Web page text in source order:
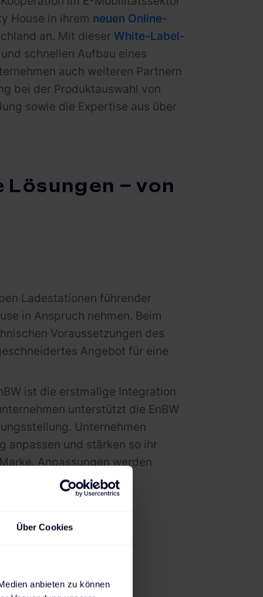
Über Cookies
anbieten zu können
House in ihrem neuen Online-
an. Mit dieser White-Label-
schnellen Aufbau eines
auch weiteren Partnern
bei der Produktauswahl von
sowie die Expertise aus über
– von
Ladestationen führender
in Anspruch nehmen. Beim
Voraussetzungen des
Angebot für eine
ist die erstmalige Integration
unterstützt die EnBW
Unternehmen
anpassen und stärken so ihr
Anpassungen werden
vorgenommen.
vor allem